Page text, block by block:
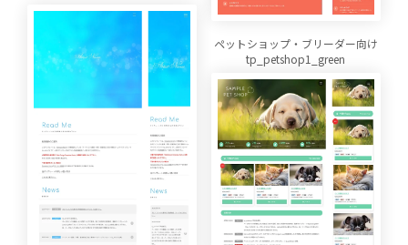
ペットショップ・ブリーダー向け
tp_petshop1_green